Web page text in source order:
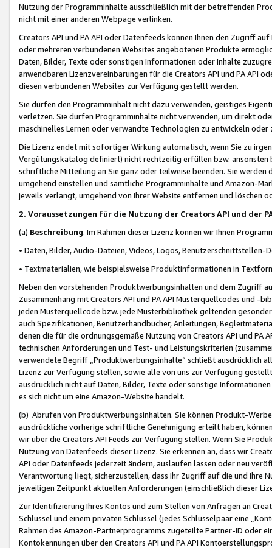
Nutzung der Programminhalte ausschließlich mit der betreffenden
nicht mit einer anderen Webpage verlinken.
Creators API und PA API oder Datenfeeds können Ihnen den Zugriff
oder mehreren verbundenen Websites angebotenen Produkte
Daten, Bilder, Texte oder sonstigen Informationen oder Inhalte
anwendbaren Lizenzvereinbarungen für die Creators API und PA API
diesen verbundenen Websites zur Verfügung gestellt werden.
Sie dürfen den Programminhalt nicht dazu verwenden, geistiges
verletzen. Sie dürfen Programminhalte nicht verwenden, um direkt
maschinelles Lernen oder verwandte Technologien zu entwickeln
Die Lizenz endet mit sofortiger Wirkung automatisch, wenn Sie zu
Vergütungskatalog definiert) nicht rechtzeitig erfüllen bzw. ansonsten
schriftliche Mitteilung an Sie ganz oder teilweise beenden. Sie werden
umgehend einstellen und sämtliche Programminhalte und Amazon-
jeweils verlangt, umgehend von Ihrer Website entfernen und löschen
2. Voraussetzungen für die Nutzung der Creators API und der
(a) Beschreibung. Im Rahmen dieser Lizenz können wir Ihnen
• Daten, Bilder, Audio-Dateien, Videos, Logos, Benutzerschnittstellen-
• Textmaterialien, wie beispielsweise Produktinformationen in
Neben den vorstehenden Produktwerbungsinhalten und dem Zugriff
Zusammenhang mit Creators API und PA API Musterquellcodes und
jeden Musterquellcode bzw. jede Musterbibliothek geltenden
auch Spezifikationen, Benutzerhandbücher, Anleitungen,
denen die für die ordnungsgemäße Nutzung von Creators API und PA
technischen Anforderungen und Test- und Leistungskriterien
verwendete Begriff „Produktwerbungsinhalte“ schließt ausdrücklich
Lizenz zur Verfügung stellen, sowie alle von uns zur Verfügung
ausdrücklich nicht auf Daten, Bilder, Texte oder sonstige
es sich nicht um eine Amazon-Website handelt.
(b) Abrufen von Produktwerbungsinhalten. Sie können Produkt-
ausdrückliche vorherige schriftliche Genehmigung erteilt haben,
wir über die Creators API Feeds zur Verfügung stellen. Wenn Sie
Nutzung von Datenfeeds dieser Lizenz. Sie erkennen an, dass wir
API oder Datenfeeds jederzeit ändern, auslaufen lassen oder neu
Verantwortung liegt, sicherzustellen, dass Ihr Zugriff auf die und Ihre
jeweiligen Zeitpunkt aktuellen Anforderungen (einschließlich dieser
Zur Identifizierung Ihres Kontos und zum Stellen von Anfragen an
Schlüssel und einem privaten Schlüssel (jedes Schlüsselpaar eine
Rahmen des Amazon-Partnerprogramms zugeteilte Partner-ID oder
Kontokennungen über den Creators API und PA API